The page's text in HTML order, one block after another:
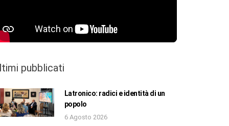
pubblicati
Latronico: radici e identità di un
popolo
6 Agosto 2026